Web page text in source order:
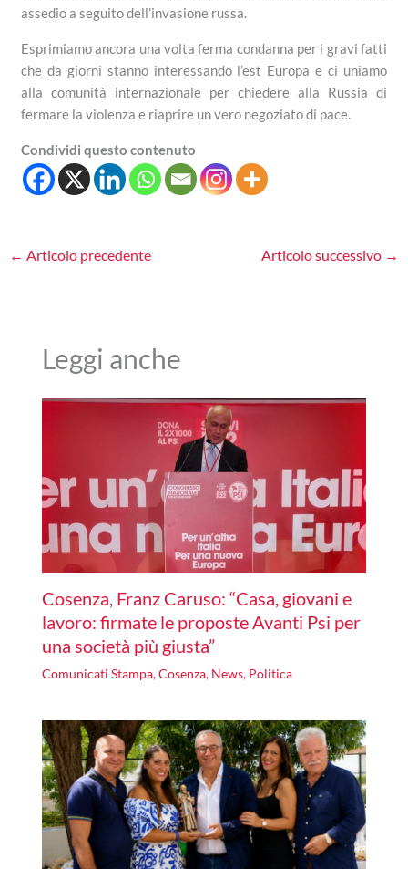
assedio a seguito dell’invasione russa.
Esprimiamo ancora una volta ferma condanna per i gravi fatti
che da giorni stanno interessando l’est Europa e ci uniamo
alla comunità internazionale per chiedere alla Russia di
fermare la violenza e riaprire un vero negoziato di pace.
Condividi questo contenuto
← Articolo precedente Articolo successivo →
Leggi anche
Cosenza, Franz Caruso: “Casa, giovani e
lavoro: firmate le proposte Avanti Psi per
una società più giusta”
Comunicati Stampa,Cosenza, News, Politica